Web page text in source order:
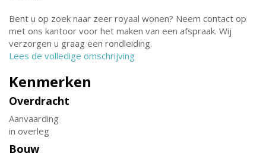
Bent u op zoek naar zeer royaal wonen? Neem contact op
met ons kantoor voor het maken van een afspraak. Wij
verzorgen u graag een rondleiding.
Lees de volledige omschrijving
Kenmerken
Overdracht
Aanvaarding
in overleg
Bouw